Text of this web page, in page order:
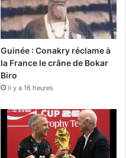
Guinée : Conakry réclame à
la France le crâne de Bokar
Biro
il y a 16 heures